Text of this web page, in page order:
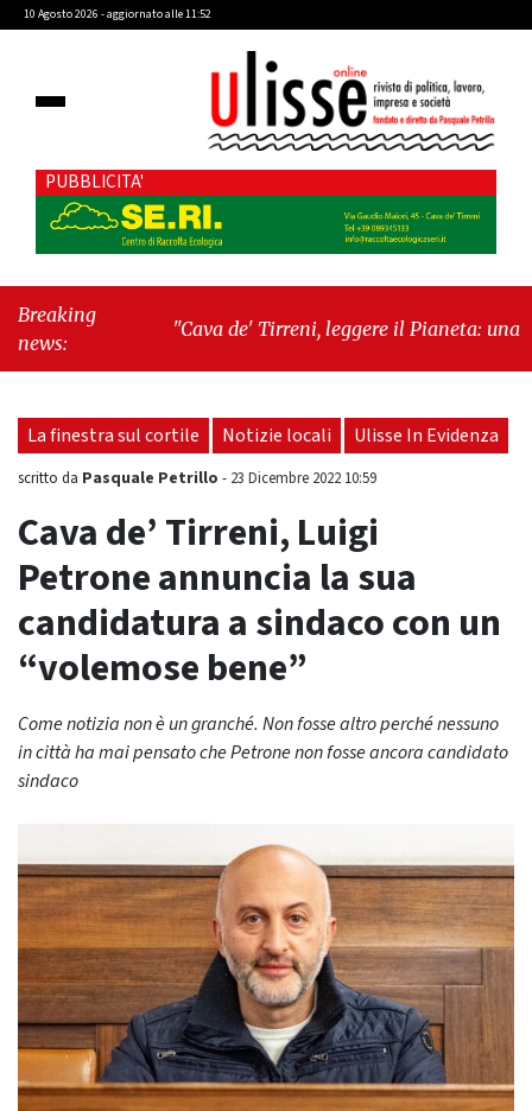
10 Agosto 2026 - aggiornato alle 11:52
PUBBLICITA'
Breaking
news:
"Cava de' Tirreni, leggere il Pianeta: una
accelera: cresce l’occupazione, cala la
disoccupazione"
La finestra sul cortile Notizie locali Ulisse In Evidenza
scritto da Pasquale Petrillo - 23 Dicembre 2022 10:59
Cava de’ Tirreni, Luigi
Petrone annuncia la sua
candidatura a sindaco con un
“volemose bene”
Come notizia non è un granché. Non fosse altro perché nessuno
in città ha mai pensato che Petrone non fosse ancora candidato
sindaco